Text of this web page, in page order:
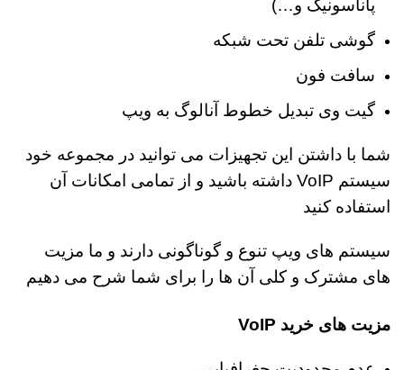
پاناسونیک و…)
گوشی تلفن تحت شبکه
سافت فون
گیت وی تبدیل خطوط آنالوگ به ویپ
شما با داشتن این تجهیزات می توانید در مجموعه خود
سیستم VoIP داشته باشید و از تمامی امکانات آن
استفاده کنید
سیستم های ویپ تنوع و گوناگونی دارند و ما مزیت
های مشترک و کلی آن ها را برای شما شرح می دهیم
مزیت های خرید VoIP